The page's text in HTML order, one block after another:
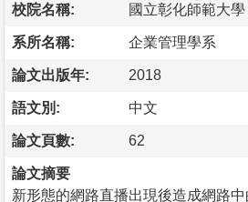
校院名稱: 國立彰化師範大學
系所名稱: 企業管理學系
論文出版年: 2018
語文別: 中文
論文頁數: 62
論文摘要
新形態的網路直播出現後造成網路